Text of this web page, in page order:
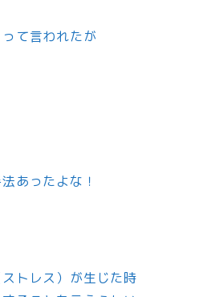
て言われたが
あったよな！
トレス）が生じた時